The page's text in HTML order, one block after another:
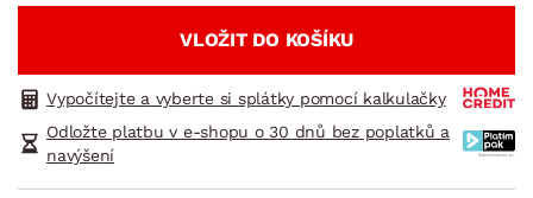
VLOŽIT DO KOŠÍKU
Vypočítejte a vyberte si splátky pomocí kalkulačky
Odložte platbu v e-shopu o 30 dnů bez poplatků a
navýšení